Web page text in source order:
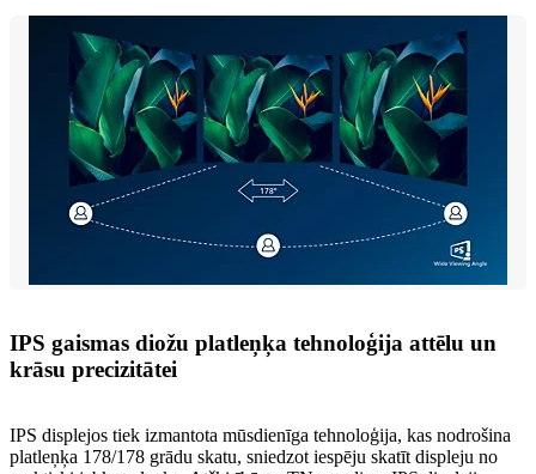
IPS gaismas diožu platleņķa tehnoloģija attēlu un
krāsu precizitātei
IPS displejos tiek izmantota mūsdienīga tehnoloģija, kas nodrošina
platleņķa 178/178 grādu skatu, sniedzot iespēju skatīt displeju no